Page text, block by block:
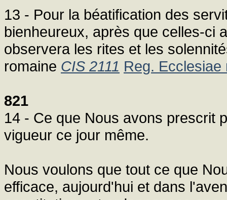
13 - Pour la béatification des
bienheureux, après que celles-ci
observera les rites et les
romaine CIS 2111 Reg. Ecclesiae
821
14 - Ce que Nous avons prescrit
vigueur ce jour même.
Nous voulons que tout ce que
efficace, aujourd'hui et dans